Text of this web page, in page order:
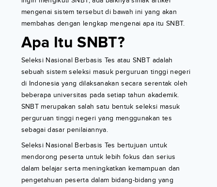
mengenai sistem tersebut di bawah ini yang akan
membahas dengan lengkap mengenai apa itu SNBT.
Apa Itu SNBT?
Seleksi Nasional Berbasis Tes atau SNBT adalah
sebuah sistem seleksi masuk perguruan tinggi negeri
di Indonesia yang dilaksanakan secara serentak oleh
beberapa universitas pada setiap tahun akademik.
SNBT merupakan salah satu bentuk seleksi masuk
perguruan tinggi negeri yang menggunakan tes
sebagai dasar penilaiannya.
Seleksi Nasional Berbasis Tes bertujuan untuk
mendorong peserta untuk lebih fokus dan serius
dalam belajar serta meningkatkan kemampuan dan
pengetahuan peserta dalam bidang-bidang yang